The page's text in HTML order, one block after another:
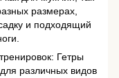
размерах,
и подходящий
Гетры
различных видов